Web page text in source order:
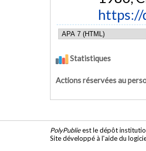
https://
Statistiques
Actions réservées au
PolyPublieest le dépôt
Site développé à l'aide du